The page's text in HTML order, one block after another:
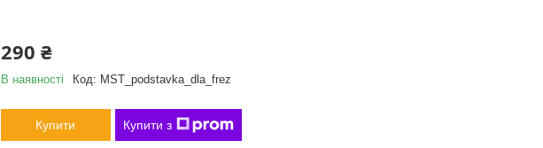
290 ₴
В наявності Код: MST_podstavka_dla_frez
Купити Купити з